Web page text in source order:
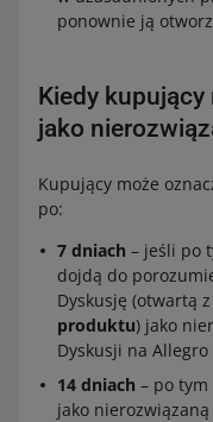
ponownie ją
Kiedy
jako
Kupujący może
po:
7 dniach – jeśli po
dojdą do
Dyskusję (otwartą
produktu) jako
Dyskusji na Allegro
14 dniach – po tym
jako nierozwiązaną